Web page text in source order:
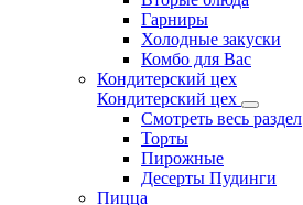
Гарниры
Холодные закуски
Комбо для Вас
Кондитерский цех
Кондитерский цех
Смотреть весь раздел
Торты
Пирожные
Десерты Пудинги
Пицца